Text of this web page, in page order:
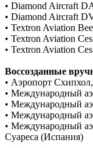
• Diamond Aircraft
• Diamond Aircraft
• Textron Aviation
• Textron Aviation
• Textron Aviation
Воссозданные
• Аэропорт
• Международный
• Международный
• Международный
• Международный
Суареса (Испания)